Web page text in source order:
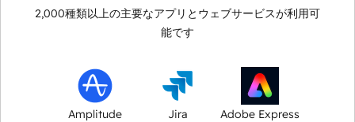
2,000種類以上の主要なアプリとウェブサービスが利用可
能です
Amplitude Jira Adobe Express